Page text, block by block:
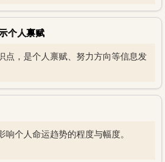
个人禀赋
点，是个人禀赋、努力方向等信息发
个人命运趋势的程度与幅度。